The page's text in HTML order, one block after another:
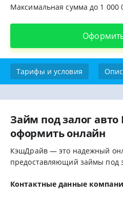
Максимальная сумма до 1 000
Тарифы и условия
Займ под залог
оформить онлайн
КэшДрайв — это надежный
предоставляющий займы под
Контактные данные